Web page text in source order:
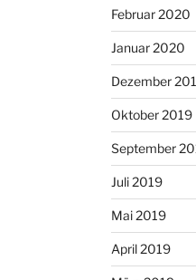
Februar 2020
Januar 2020
Dezember
Oktober 2019
September
Juli 2019
Mai 2019
April 2019